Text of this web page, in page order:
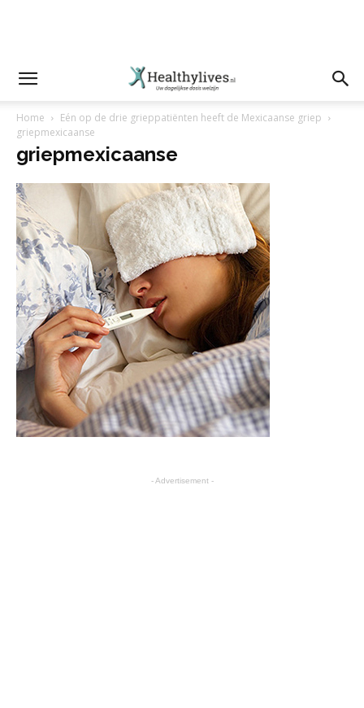
Home
Eén op de drie grieppatiënten heeft de Mexicaanse griep
griepmexicaanse
griepmexicaanse
- Advertisement -